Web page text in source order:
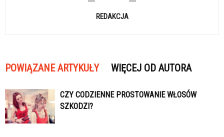
REDAKCJA
POWIĄZANE ARTYKUŁY WIĘCEJ OD AUTORA
CZY CODZIENNE PROSTOWANIE WŁOSÓW
SZKODZI?